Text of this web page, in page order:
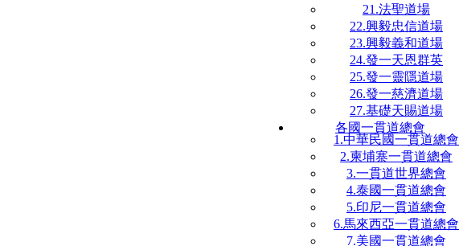
21.法聖道場
22.興毅忠信道場
23.興毅義和道場
24.發一天恩群英
25.發一靈隱道場
26.發一慈濟道場
27.基礎天賜道場
各國一貫道總會
1.中華民國一貫道總會
2.柬埔寨一貫道總會
3.一貫道世界總會
4.泰國一貫道總會
5.印尼一貫道總會
6.馬來西亞一貫道總會
7.美國一貫道總會